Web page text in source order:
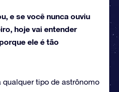
e se você nunca ouviu
hoje vai entender
ele é tão
qualquer tipo de astrônomo